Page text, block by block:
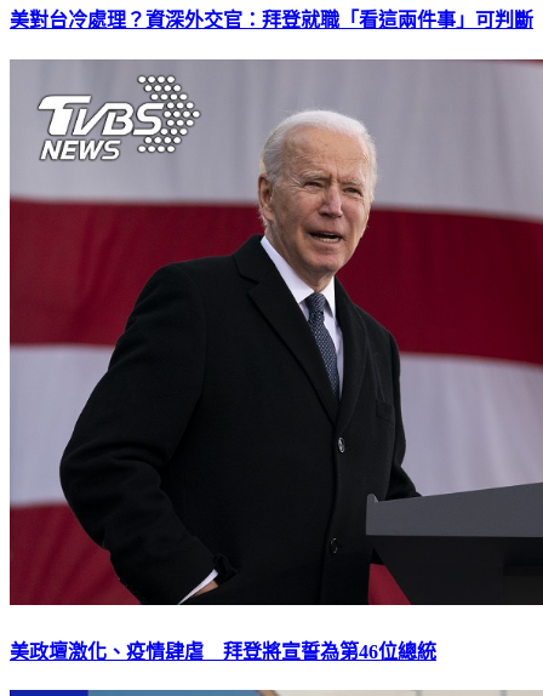
美對台冷處理？資深外交官：拜登就職「看這兩件事」可判斷
美政壇激化、疫情肆虐 拜登將宣誓為第46位總統